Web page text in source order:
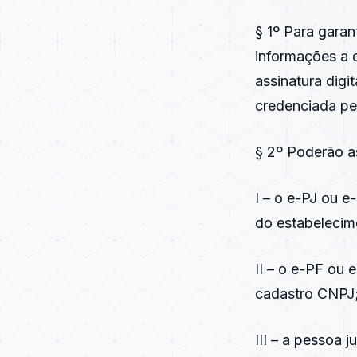
§ 1º Para
informações a
assinatura
credenciada
§ 2º Poderão
I – o e-PJ ou
do
II – o e-PF ou
cadastro
III – a pessoa